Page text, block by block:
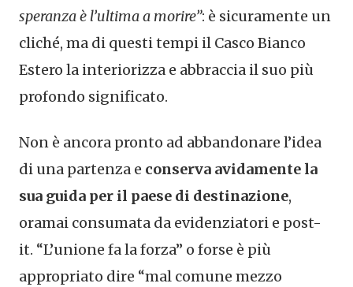
speranza è l’ultima a morire”: è sicuramente un
cliché, ma di questi tempi il Casco Bianco
Estero la interiorizza e abbraccia il suo più
profondo significato.
Non è ancora pronto ad abbandonare l’idea
di una partenza e conserva avidamente la
sua guida per il paese di destinazione,
oramai consumata da evidenziatori e post-
it. “L’unione fa la forza” o forse è più
appropriato dire “mal comune mezzo